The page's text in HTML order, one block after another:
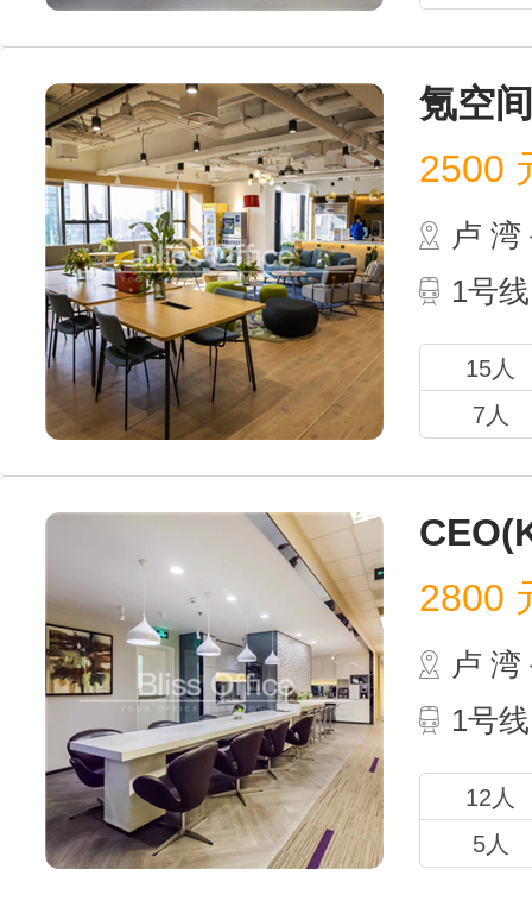
氪空
2500
卢 湾
1号
15人
7人
2800
卢 湾
1号
12人
5人